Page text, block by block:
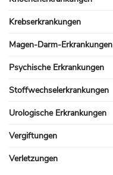
Krebserkrankungen
Magen-Darm-Erkrankungen
Psychische Erkrankungen
Stoffwechselerkrankungen
Urologische Erkrankungen
Vergiftungen
Verletzungen